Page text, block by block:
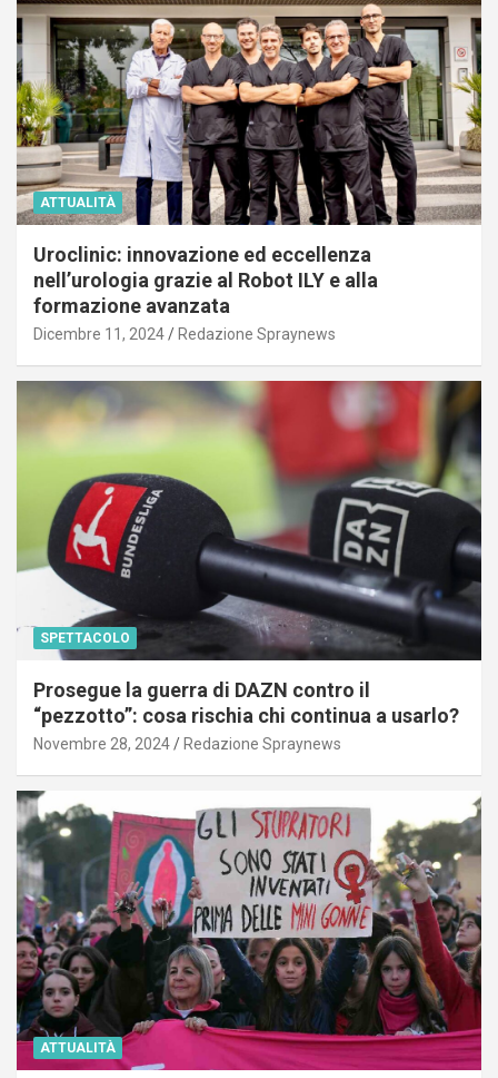
ATTUALITÀ
Uroclinic: innovazione ed eccellenza
nell’urologia grazie al Robot ILY e alla
formazione avanzata
Dicembre 11, 2024 Redazione Spraynews
SPETTACOLO
Prosegue la guerra di DAZN contro il
“pezzotto”: cosa rischia chi continua a usarlo?
Novembre 28, 2024 Redazione Spraynews
ATTUALITÀ